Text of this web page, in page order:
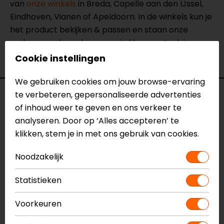
van onze winkels in Breda, Capelle aan den IJssel,
Eindhoven, Vianen of Apeldoorn. In de winkels kun je
het product bekijken & passen en staan onze
verkoopmedewerkers voor je klaar met advies.
Bekijk onze anderemotorhandschoenen.
Specificaties
Naam
Redhill
Motorhandschoenen
Merk
Materiaal
Rijstijl
Klassiek
Cookie instellingen
We gebruiken cookies om jouw browse-ervaring
te verbeteren, gepersonaliseerde advertenties
of inhoud weer te geven en ons verkeer te
analyseren. Door op ‘Alles accepteren’ te
klikken, stem je in met ons gebruik van cookies.
Noodzakelijk
Statistieken
Voorkeuren